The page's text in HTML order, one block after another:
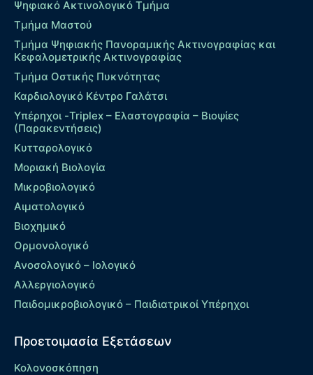
Ψηφιακό Ακτινολογικό Τμήμα
Τμήμα Μαστού
Τμήμα Ψηφιακής Πανοραμικής Ακτινογραφίας και
Κεφαλομετρικής Ακτινογραφίας
Τμήμα Οστικής Πυκνότητας
Καρδιολογικό Κέντρο Γαλάτσι
Υπέρηχοι -Triplex – Eλαστογραφία – Βιοψίες
(Παρακεντήσεις)
Κυτταρολογικό
Μοριακή Βιολογία
Μικροβιολογικό
Αιματολογικό
Βιοχημικό
Ορμονολογικό
Ανοσολογικό – Ιολογικό
Αλλεργιολογικό
Παιδομικροβιολογικό – Παιδιατρικοί Υπέρηχοι
Προετοιμασία Εξετάσεων
Κολονοσκόπηση